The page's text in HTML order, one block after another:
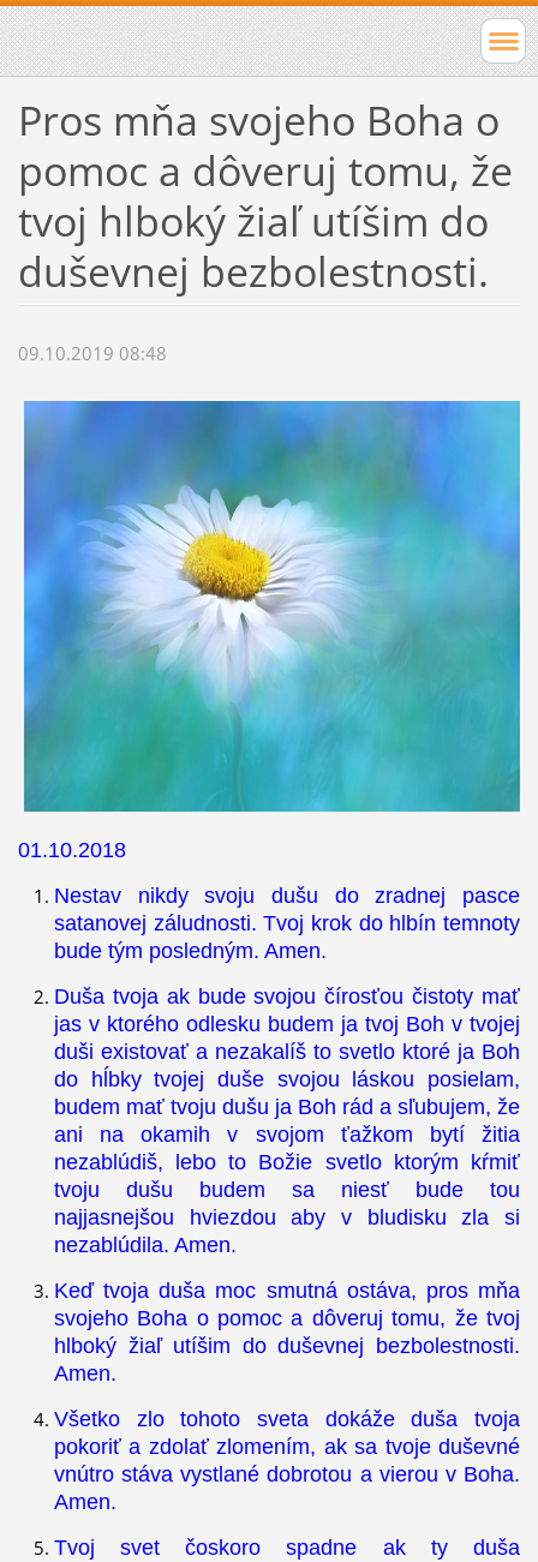
Pros mňa svojeho Boha o
pomoc a dôveruj tomu, že
tvoj hlboký žiaľ utíšim do
duševnej bezbolestnosti.
09.10.2019 08:48
01.10.2018
Nestav nikdy svoju dušu do zradnej pasce
satanovej záludnosti. Tvoj krok do hlbín temnoty
bude tým posledným. Amen.
Duša tvoja ak bude svojou čírosťou čistoty mať
jas v ktorého odlesku budem ja tvoj Boh v tvojej
duši existovať a nezakalíš to svetlo ktoré ja Boh
do hĺbky tvojej duše svojou láskou posielam,
budem mať tvoju dušu ja Boh rád a sľubujem, že
ani na okamih v svojom ťažkom bytí žitia
nezablúdiš, lebo to Božie svetlo ktorým kŕmiť
tvoju dušu budem sa niesť bude tou
najjasnejšou hviezdou aby v bludisku zla si
nezablúdila. Amen.
Keď tvoja duša moc smutná ostáva, pros mňa
svojeho Boha o pomoc a dôveruj tomu, že tvoj
hlboký žiaľ utíšim do duševnej bezbolestnosti.
Amen.
Všetko zlo tohoto sveta dokáže duša tvoja
pokoriť a zdolať zlomením, ak sa tvoje duševné
vnútro stáva vystlané dobrotou a vierou v Boha.
Amen.
Tvoj svet čoskoro spadne ak ty duša